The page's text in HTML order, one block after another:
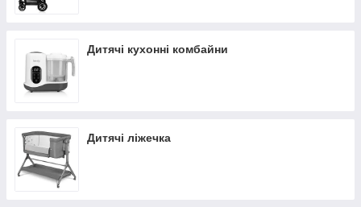
Дитячі кухонні комбайни
Дитячі ліжечка